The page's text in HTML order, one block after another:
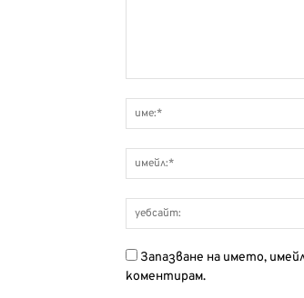
Запазване на името,
коментирам.